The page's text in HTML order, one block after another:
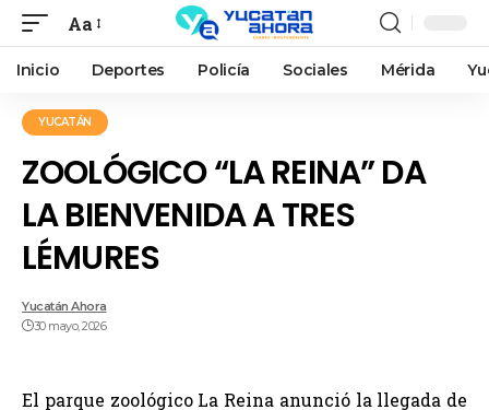
Aa
Inicio Deportes Policía Sociales Mérida
YUCATÁN
ZOOLÓGICO “LA REINA” DA
LA BIENVENIDA A TRES
LÉMURES
Yucatán Ahora
30 mayo, 2026
El parque zoológico La Reina anunció la llegada de